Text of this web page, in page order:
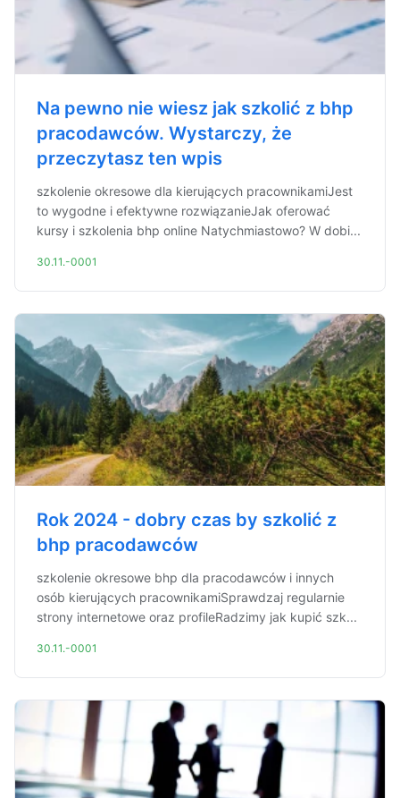
Na pewno nie wiesz jak szkolić z bhp
pracodawców. Wystarczy, że
przeczytasz ten wpis
szkolenie okresowe dla kierujących pracownikamiJest
to wygodne i efektywne rozwiązanieJak oferować
kursy i szkolenia bhp online Natychmiastowo? W dobi...
30.11.-0001
Rok 2024 - dobry czas by szkolić z
bhp pracodawców
szkolenie okresowe bhp dla pracodawców i innych
osób kierujących pracownikamiSprawdzaj regularnie
strony internetowe oraz profileRadzimy jak kupić szk...
30.11.-0001